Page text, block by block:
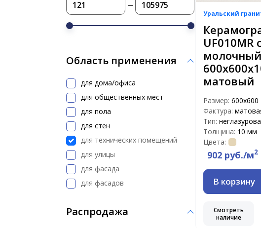
Область применения
для дома/офиса
для общественных мест
для пола
для стен
для технических помещений
для улицы
для фасада
для фасадов
Распродажа
Уральский
UF010MR
молочный
матовый
Размер: 600х600
Фактура:
Тип:
Толщина: 10 мм
Цвета:
902 руб./м2
В корзину
Смотреть
наличие